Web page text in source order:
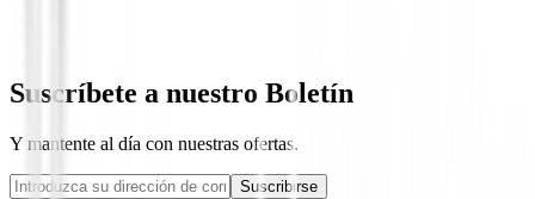
Suscríbete a nuestro Boletín
Y mantente al día con nuestras ofertas.
Suscribirse